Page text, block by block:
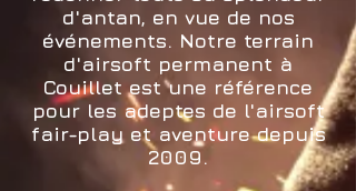
d'antan, en vue de nos
événements. Notre terrain
d'airsoft permanent à
Couillet est une référence
pour les adeptes de l'airsoft
fair-play et aventure depuis
2009.